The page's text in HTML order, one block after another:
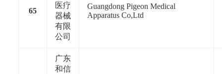
65
医疗
器械
有限
公司
Guangdong Pigeon Medical
Apparatus Co,Ltd
广东
和信